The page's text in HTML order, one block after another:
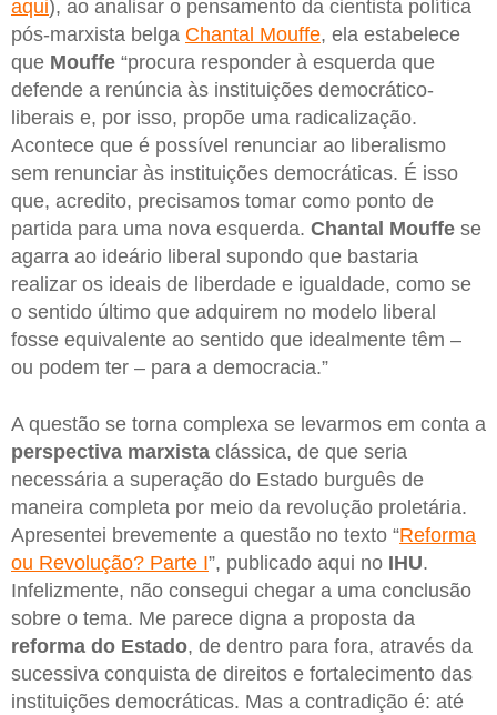
aqui), ao analisar o pensamento da cientista política
pós-marxista belga Chantal Mouffe, ela estabelece
que Mouffe “procura responder à esquerda que
defende a renúncia às instituições democrático-
liberais e, por isso, propõe uma radicalização.
Acontece que é possível renunciar ao liberalismo
sem renunciar às instituições democráticas. É isso
que, acredito, precisamos tomar como ponto de
partida para uma nova esquerda. Chantal Mouffe se
agarra ao ideário liberal supondo que bastaria
realizar os ideais de liberdade e igualdade, como se
o sentido último que adquirem no modelo liberal
fosse equivalente ao sentido que idealmente têm –
ou podem ter – para a democracia.”
A questão se torna complexa se levarmos em conta a
perspectiva marxista clássica, de que seria
necessária a superação do Estado burguês de
maneira completa por meio da revolução proletária.
Apresentei brevemente a questão no texto “Reforma
ou Revolução? Parte I”, publicado aqui no IHU.
Infelizmente, não consegui chegar a uma conclusão
sobre o tema. Me parece digna a proposta da
reforma do Estado, de dentro para fora, através da
sucessiva conquista de direitos e fortalecimento das
instituições democráticas. Mas a contradição é: até